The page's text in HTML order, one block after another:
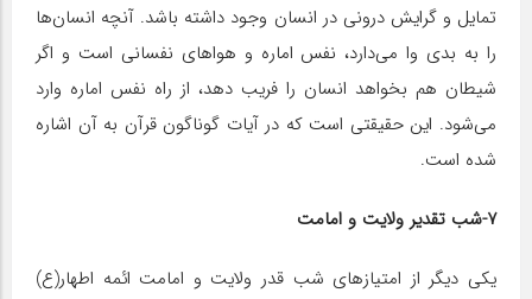
تمایل و گرایش درونی در انسان وجود داشته باشد. آنچه انسان‌ها
را به بدی وا می‌دارد، نفس اماره و هواهای نفسانی است و اگر
شیطان هم بخواهد انسان را فریب دهد، از راه نفس اماره وارد
می‌شود. این حقیقتی است که در آیات گوناگون قرآن به آن اشاره
شده است.
۷-شب تقدیر ولایت و امامت
یکی دیگر از امتیازهای شب قدر ولایت و امامت ائمه اطهار(ع)